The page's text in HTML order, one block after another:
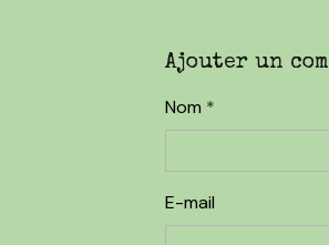
Ajouter un
Nom
E-mail